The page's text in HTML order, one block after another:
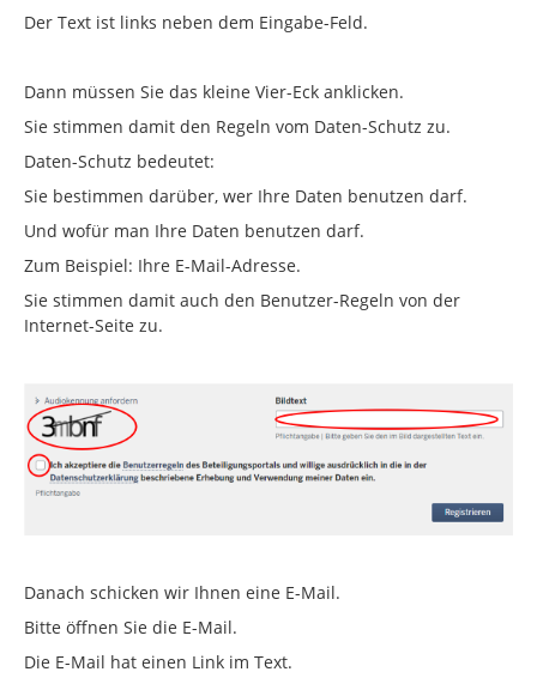
Der Text ist links neben dem Eingabe-Feld.
Dann müssen Sie das kleine Vier-Eck anklicken.
Sie stimmen damit den Regeln vom Daten-Schutz zu.
Daten-Schutz bedeutet:
Sie bestimmen darüber, wer Ihre Daten benutzen darf.
Und wofür man Ihre Daten benutzen darf.
Zum Beispiel: Ihre E-Mail-Adresse.
Sie stimmen damit auch den Benutzer-Regeln von der
Internet-Seite zu.
Danach schicken wir Ihnen eine E-Mail.
Bitte öffnen Sie die E-Mail.
Die E-Mail hat einen Link im Text.